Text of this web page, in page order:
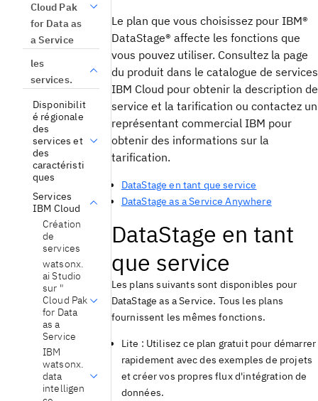
Cloud Pak
for Data as
a Service
les
services.
Disponibilit
é régionale
des
services et
des
caractéristi
ques
Services
IBM Cloud
Création
de
services
watsonx.
ai Studio
sur "
Cloud Pak
for Data
as a
Service
IBM
watsonx.
data
intelligen
Le plan que vous choisissez pour IBM®
DataStage® affecte les fonctions que
vous pouvez utiliser. Consultez la page
du produit dans le catalogue de services
IBM Cloud pour obtenir la description de
service et la tarification ou contactez un
représentant commercial IBM pour
obtenir des informations sur la
tarification.
DataStage en tant que service
DataStage as a Service Anywhere
DataStage en tant
que service
Les plans suivants sont disponibles pour
DataStage as a Service. Tous les plans
fournissent les mêmes fonctions.
Lite : Utilisez ce plan gratuit pour démarrer
rapidement avec des exemples de projets
et créer vos propres flux d'intégration de
données.